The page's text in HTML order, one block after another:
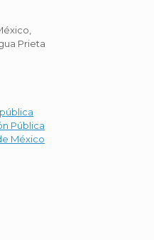
Prieta
Pública
México